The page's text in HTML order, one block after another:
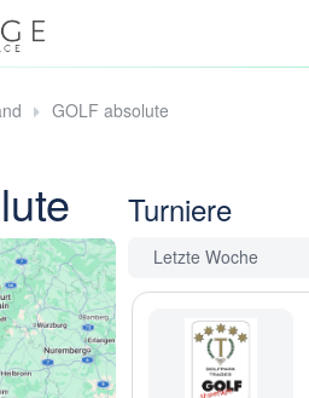
GOLF absolute
Turniere
Letzte Woche